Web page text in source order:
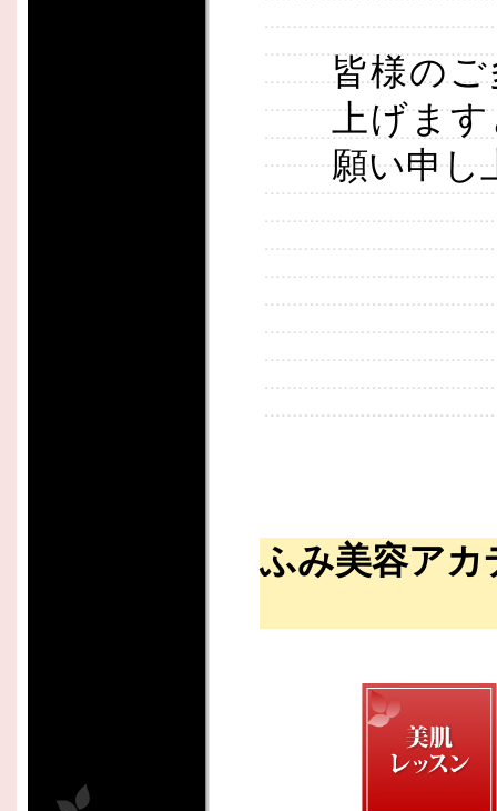
皆様の
上げま
願い申し
ふみ美容アカ